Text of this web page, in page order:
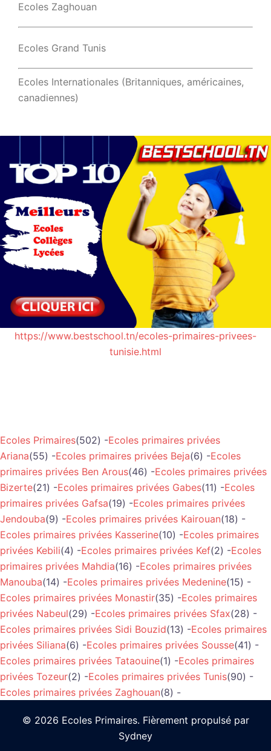
Ecoles Zaghouan
Ecoles Grand Tunis
Ecoles Internationales (Britanniques, américaines,
canadiennes)
https://www.bestschool.tn/ecoles-primaires-privees-
tunisie.html
Ecoles Primaires(502) -Ecoles primaires privées
Ariana(55) -Ecoles primaires privées Beja(6) -Ecoles
primaires privées Ben Arous(46) -Ecoles primaires privées
Bizerte(21) -Ecoles primaires privées Gabes(11) -Ecoles
primaires privées Gafsa(19) -Ecoles primaires privées
Jendouba(9) -Ecoles primaires privées Kairouan(18) -
Ecoles primaires privées Kasserine(10) -Ecoles primaires
privées Kebili(4) -Ecoles primaires privées Kef(2) -Ecoles
primaires privées Mahdia(16) -Ecoles primaires privées
Manouba(14) -Ecoles primaires privées Medenine(15) -
Ecoles primaires privées Monastir(35) -Ecoles primaires
privées Nabeul(29) -Ecoles primaires privées Sfax(28) -
Ecoles primaires privées Sidi Bouzid(13) -Ecoles primaires
privées Siliana(6) -Ecoles primaires privées Sousse(41) -
Ecoles primaires privées Tataouine(1) -Ecoles primaires
privées Tozeur(2) -Ecoles primaires privées Tunis(90) -
Ecoles primaires privées Zaghouan(8) -
© 2026 Ecoles Primaires. Fièrement propulsé par
Sydney